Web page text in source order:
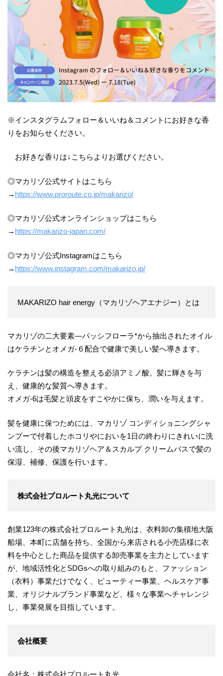
※インスタグラムフォロー＆いいね＆コメントにお好きな香
りをお知らせください。
お好きな香りは↓こちらよりお選びください。
◎マカリゾ公式サイトはこちら
→ https://www.proroute.co.jp/makarizo/
◎マカリゾ公式オンラインショップはこちら
→ https://makarizo-japan.com/
◎マカリゾ公式Instagramはこちら
→ https://www.instagram.com/makarizo.jp/
MAKARIZO hair energy（マカリゾヘアエナジー）とは
マカリゾの二大要素―パッシフローラ*から抽出されたオイル
はケラチンとオメガ-６配合で健康で美しい髪へ導きます。
ケラチンは髪の構造を整える必須アミノ酸。髪に輝きを与
え、健康的な髪質へ導きます。
オメガ-6は毛髪と頭皮をすこやかに保ち、潤いを与えます。
髪を健康に保つためには、マカリゾ コンディショニングシャ
ンプーで付着したホコリやにおいを1日の終わりにきれいに洗
い流し、その後マカリゾヘア＆スカルプ クリームバスで髪の
保湿、補修、保護を行います。
株式会社プロルート丸光について
創業123年の株式会社プロルート丸光は、衣料卸の集積地大阪
船場、本町に店舗を持ち、全国から来店される小売店様に衣
料を中心とした商品を提供する卸売事業を主力としています
が、地域活性化とSDGsへの取り組みのもと、ファッション
（衣料）事業だけでなく、ビューティー事業、ヘルスケア事
業、オリジナルブランド事業など、様々な事業へチャレンジ
し、事業発展を目指しています。
会社概要
会社名：株式会社プロルート丸光